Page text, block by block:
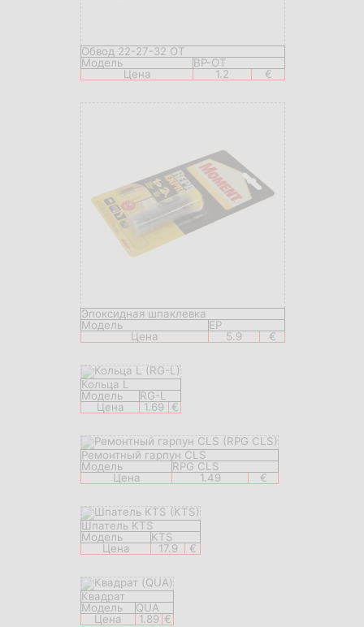
Обвод 22-27-32 OT
Модель
BP-OT
Цена
1.2 €
Эпоксидная шпаклевка
Модель
EP
Цена
5.9 €
Кольца L
Модель
RG-L
Цена
1.69 €
Ремонтный гарпун CLS
Модель
RPG CLS
Цена
1.49 €
Шпатель KTS
Модель
KTS
Цена
17.9 €
Квадрат
Модель
QUA
Цена
1.89 €